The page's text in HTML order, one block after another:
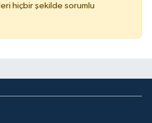
hiçbir şekilde sorumlu